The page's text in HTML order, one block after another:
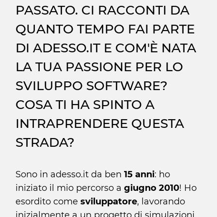
PASSATO. CI RACCONTI DA
QUANTO TEMPO FAI PARTE
DI ADESSO.IT E COM'È NATA
LA TUA PASSIONE PER LO
SVILUPPO SOFTWARE?
COSA TI HA SPINTO A
INTRAPRENDERE QUESTA
STRADA?
Sono in adesso.it da ben 15 anni: ho
iniziato il mio percorso a giugno 2010! Ho
esordito come sviluppatore, lavorando